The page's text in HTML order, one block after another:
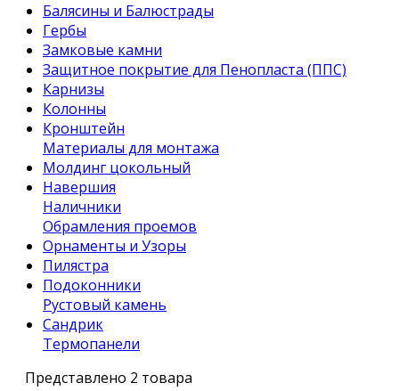
Балясины и Балюстрады
Гербы
Замковые камни
Защитное покрытие для Пенопласта (ППС)
Карнизы
Колонны
Кронштейн
Материалы для монтажа
Молдинг цокольный
Навершия
Наличники
Обрамления проемов
Орнаменты и Узоры
Пилястра
Подоконники
Рустовый камень
Сандрик
Термопанели
Представлено 2 товара